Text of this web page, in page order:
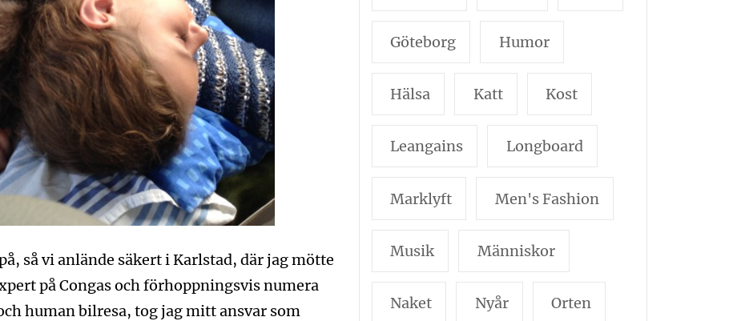
så vi anlände säkert i Karlstad, där jag mötte
på Congas och förhoppningsvis numera
human bilresa, tog jag mitt ansvar som
Göteborg Humor
Hälsa Katt Kost
Leangains Longboard
Marklyft Men's Fashion
Musik Människor
Naket Nyår Orten